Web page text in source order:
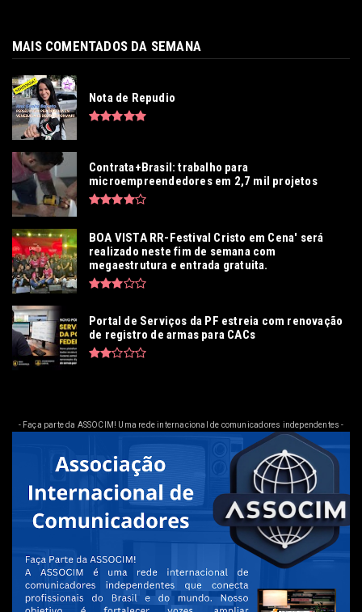
MAIS COMENTADOS DA SEMANA
Nota de Repudio
Contrata+Brasil: trabalho para
microempreendedores em 2,7 mil projetos
BOA VISTA RR-Festival Cristo em Cena' será
realizado neste fim de semana com
megaestrutura e entrada gratuita.
Portal de Serviços da PF estreia com renovação
de registro de armas para CACs
- Faça parte da ASSOCIM! Uma rede internacional de comunicadores independentes -